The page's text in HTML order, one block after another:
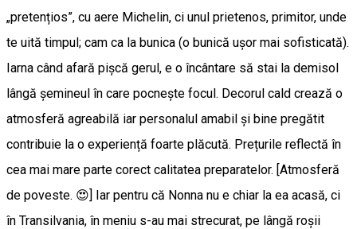
„pretențios”, cu aere Michelin, ci unul prietenos, primitor, unde
te uită timpul; cam ca la bunica (o bunică ușor mai sofisticată).
Iarna când afară pișcă gerul, e o încântare să stai la demisol
lângă șemineul în care pocnește focul. Decorul cald crează o
atmosferă agreabilă iar personalul amabil și bine pregătit
contribuie la o experiență foarte plăcută. Prețurile reflectă în
cea mai mare parte corect calitatea preparatelor. [Atmosferă
de poveste. 😍] Iar pentru că Nonna nu e chiar la ea acasă, ci
în Transilvania, în meniu s-au mai strecurat, pe lângă roșii